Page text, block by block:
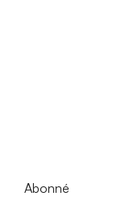
Abonné